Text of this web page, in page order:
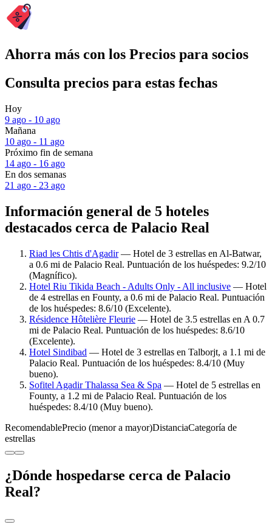
Ahorra más con los Precios para socios
Consulta precios para estas fechas
Hoy
9 ago - 10 ago
Mañana
10 ago - 11 ago
Próximo fin de semana
14 ago - 16 ago
En dos semanas
21 ago - 23 ago
Información general de 5 hoteles
destacados cerca de Palacio Real
Riad les Chtis d'Agadir— Hotel de 3 estrellas en Al-Batwar,
a 0.6 mi de Palacio Real. Puntuación de los huéspedes: 9.2/10
(Magnífico).
Hotel Riu Tikida Beach - Adults Only - All inclusive — Hotel
de 4 estrellas en Founty, a 0.6 mi de Palacio Real. Puntuación
de los huéspedes: 8.6/10 (Excelente).
Résidence Hôtelière Fleurie — Hotel de 3.5 estrellas en A 0.7
mi de Palacio Real. Puntuación de los huéspedes: 8.6/10
(Excelente).
Hotel Sindibad — Hotel de 3 estrellas en Talborjt, a 1.1 mi de
Palacio Real. Puntuación de los huéspedes: 8.4/10 (Muy
bueno).
Sofitel Agadir Thalassa Sea & Spa — Hotel de 5 estrellas en
Founty, a 1.2 mi de Palacio Real. Puntuación de los
huéspedes: 8.4/10 (Muy bueno).
RecomendablePrecio (menor a mayor)DistanciaCategoría de
estrellas
¿Dónde hospedarse cerca de Palacio
Real?